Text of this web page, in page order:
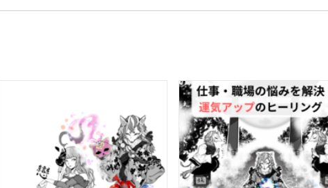
師に選ばれたのか——
た霊的なサポートに対して躊躇していました。
を誰にも打ち明けていませんでした。
なってからのこと。
く、むしろ懐疑的な立場でした。
『祈理狐』と対話し、自分の問題解決の手段とする程度だったのです。